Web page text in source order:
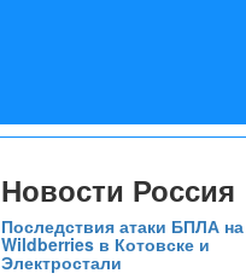
Новости Россия
Последствия атаки БПЛА
Wildberries в Котовске и
Электростали